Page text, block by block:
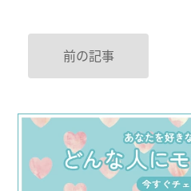
前の記事